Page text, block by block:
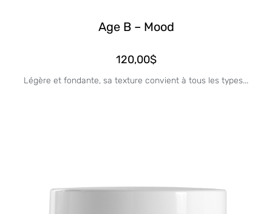
Age B – Mood
120,00$
Légère et fondante, sa texture convient à tous les types...